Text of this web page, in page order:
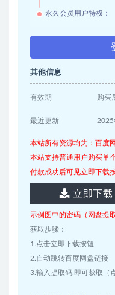
永久会员用户特权：
其他信息
有效期 购买
最近更新 2025
本站所有资源均为：百度
本站支持普通用户购买单
付款成功后可见立即下载
示例图中的密码（网盘提
获取步骤：
1.点击立即下载按钮
2.自动跳转百度网盘链接
3.输入提取码,即可获取（